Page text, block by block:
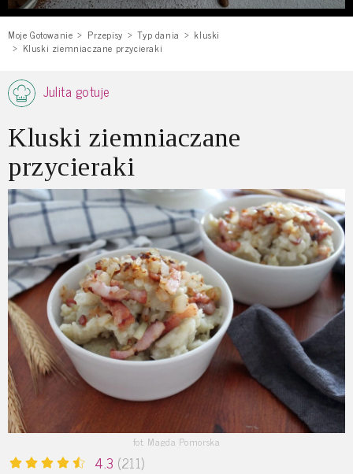
Moje Gotowanie Przepisy Typ dania
kluski
Kluski ziemniaczane przycieraki
Julita gotuje
Kluski ziemniaczane
przycieraki
fot. Magda Pomorska
4.3 (211)